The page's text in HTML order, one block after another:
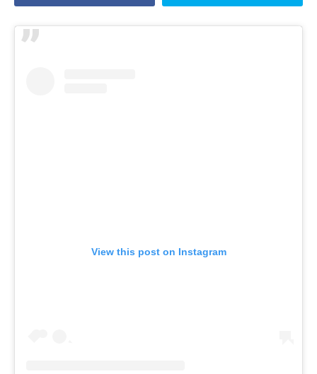
View this post on Instagram